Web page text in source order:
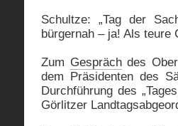
Schultze: „Tag der
bürgernah – ja! Als teure
Zum Gesprächdes
dem Präsidenten des
Durchführung des
Görlitzer